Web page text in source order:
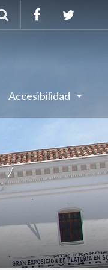
Accesibilidad